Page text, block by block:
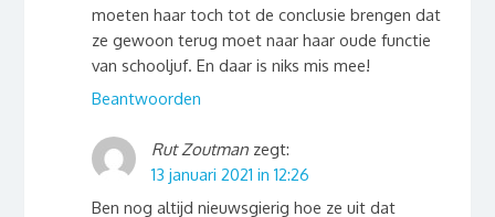
moeten haar toch tot de conclusie brengen dat
ze gewoon terug moet naar haar oude functie
van schooljuf. En daar is niks mis mee!
Beantwoorden
Rut Zoutman zegt:
13 januari 2021 in 12:26
Ben nog altijd nieuwsgierig hoe ze uit dat